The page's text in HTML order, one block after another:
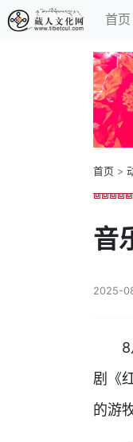
首页
首页 >
音
2025-
8月
剧《
的游